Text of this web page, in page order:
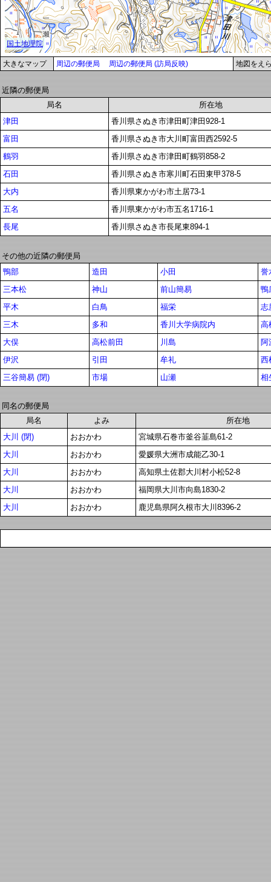
大きなマップ 周辺の郵便局 周辺の郵便局 (訪局反映) 地図をえ
近隣の郵便局
局名
所在地
津田
香川県さぬき市津田町津田928-1
富田
香川県さぬき市大川町富田西2592-5
鶴羽
香川県さぬき市津田町鶴羽858-2
石田
香川県さぬき市寒川町石田東甲378-5
大内
香川県東かがわ市土居73-1
五名
香川県東かがわ市五名1716-1
長尾
香川県さぬき市長尾東894-1
その他の近隣の郵便局
鴨部
造田 小田
誉
三本松
神山 前山簡易
鴨
平木
白鳥 福栄
志
三木
多和 香川大学病院内
高
大俣
高松前田 川島
阿
伊沢
引田 牟礼
西
三谷簡易 (閉)
市場 山瀬 相
同名の郵便局
局名
よみ
所在地
大川 (閉)
おおかわ
宮城県石巻市釜谷韮島61-2
大川
おおかわ
愛媛県大洲市成能乙30-1
大川
おおかわ
高知県土佐郡大川村小松52-8
大川
おおかわ
福岡県大川市向島1830-2
大川
おおかわ 鹿児島県阿久根市大川8396-2